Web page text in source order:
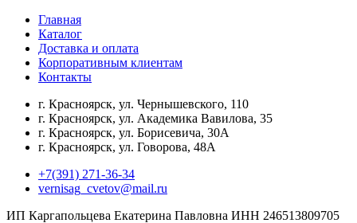
Главная
Каталог
Доставка и оплата
Корпоративным клиентам
Контакты
г. Красноярск, ул. Чернышевского, 110
г. Красноярск, ул. Академика Вавилова, 35
г. Красноярск, ул. Борисевича, 30А
г. Красноярск, ул. Говорова, 48А
+7(391) 271-36-34
vernisag_cvetov@mail.ru
ИП Каргапольцева Екатерина Павловна ИНН 246513809705